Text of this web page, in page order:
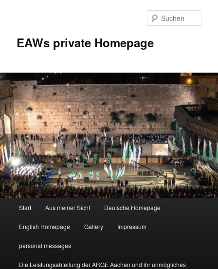
EAWs private Homepage
Start Aus meiner Sicht Deutsche Homepage
English Homepage Gallery Impressum
personal messages
Die Leistungsabteilung der ARGE Aachen und ihr unmögliches